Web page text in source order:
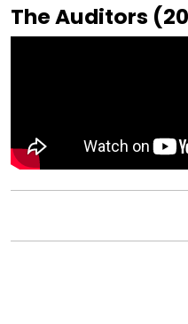
The Auditors